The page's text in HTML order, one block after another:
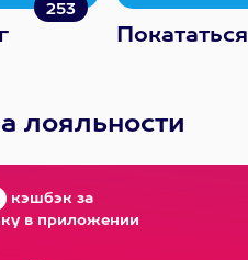
253
Покататься
лояльности
кэшбэк за
в приложении